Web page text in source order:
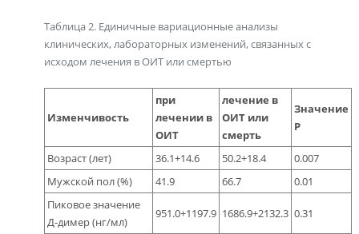
Таблица 2. Единичные вариационные анализы
клинических, лабораторных изменений, связанных с
исходом лечения в ОИТ или смертью
Изменчивость
при
лечении в
ОИТ
лечение в
ОИТ или
смерть
Значение
Р
Возраст (лет) 36.1+14.6 50.2+18.4
0.007
Мужской пол (%)
41.9 66.7
0.01
Пиковое значение
Д-димер (нг/мл)
951.0+1197.9 1686.9+2132.3 0.31